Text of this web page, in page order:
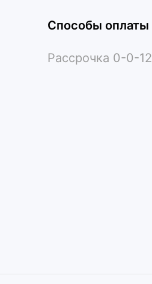
Способы оплаты
Рассрочка 0-0-12